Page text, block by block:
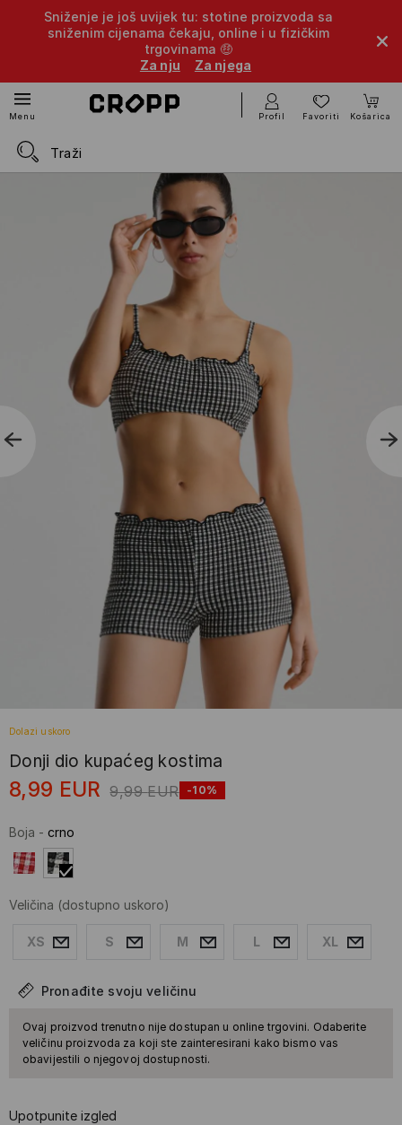
Sniženje je još uvijek tu: stotine proizvoda sa
sniženim cijenama čekaju, online i u fizičkim
trgovinama 🤑
Za nju
Za njega
Menu Profil Favoriti Košarica
Dolazi uskoro
Donji dio kupaćeg kostima
8,99 EUR 9,99 EUR -10%
Boja - crno
Veličina (dostupno uskoro)
XS S M L XL
Pronađite svoju veličinu
Ovaj proizvod trenutno nije dostupan u online trgovini. Odaberite
veličinu proizvoda za koji ste zainteresirani kako bismo vas
obavijestili o njegovoj dostupnosti.
Upotpunite izgled